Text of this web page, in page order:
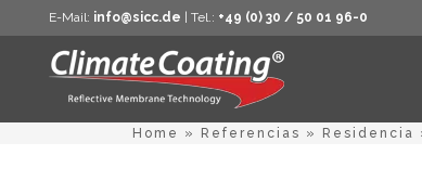
E-Mail: info@sicc.de | Tel.: +49 (0) 30 / 50 01 96-0
Home » Referencias » Residencia